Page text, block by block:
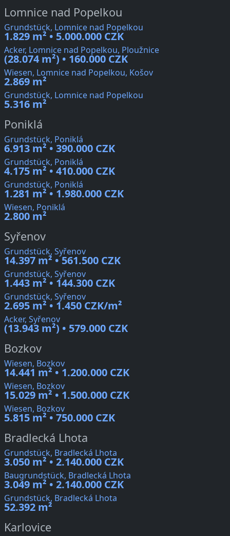
Lomnice nad Popelkou
Grundstück, Lomnice nad Popelkou
1.829 m² • 5.000.000 CZK
Acker, Lomnice nad Popelkou, Ploužnice
(28.074 m²) • 160.000 CZK
Wiesen, Lomnice nad Popelkou, Košov
2.869 m²
Grundstück, Lomnice nad Popelkou
5.316 m²
Poniklá
Grundstück, Poniklá
6.913 m² • 390.000 CZK
Grundstück, Poniklá
4.175 m² • 410.000 CZK
Grundstück, Poniklá
1.281 m² • 1.980.000 CZK
Wiesen, Poniklá
2.800 m²
Syřenov
Grundstück, Syřenov
14.397 m² • 561.500 CZK
Grundstück, Syřenov
1.443 m² • 144.300 CZK
Grundstück, Syřenov
2.695 m² • 1.450 CZK/m²
Acker, Syřenov
(13.943 m²) • 579.000 CZK
Bozkov
Wiesen, Bozkov
14.441 m² • 1.200.000 CZK
Wiesen, Bozkov
15.029 m² • 1.500.000 CZK
Wiesen, Bozkov
5.815 m² • 750.000 CZK
Bradlecká Lhota
Grundstück, Bradlecká Lhota
3.050 m² • 2.140.000 CZK
Baugrundstück, Bradlecká Lhota
3.049 m² • 2.140.000 CZK
Grundstück, Bradlecká Lhota
52.392 m²
Karlovice